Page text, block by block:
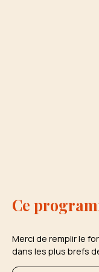
Ce
Merci de remplir le
dans les plus brefs